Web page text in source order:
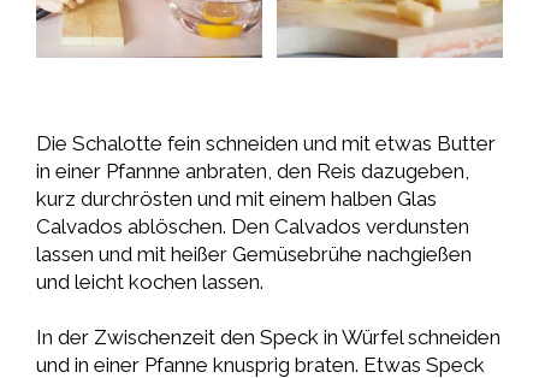
Die Schalotte fein schneiden und mit etwas Butter
in einer Pfannne anbraten, den Reis dazugeben,
kurz durchrösten und mit einem halben Glas
Calvados ablöschen. Den Calvados verdunsten
lassen und mit heißer Gemüsebrühe nachgießen
und leicht kochen lassen.
In der Zwischenzeit den Speck in Würfel schneiden
und in einer Pfanne knusprig braten. Etwas Speck